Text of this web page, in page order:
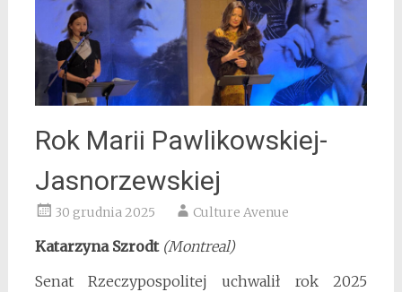
Rok Marii Pawlikowskiej-
Jasnorzewskiej
30 grudnia 2025 Culture Avenue
Katarzyna Szrodt (Montreal)
Senat Rzeczypospolitej uchwalił rok 2025